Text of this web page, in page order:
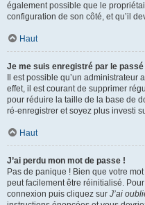
également possible que le
configuration de son côté, et qu’il
Haut
Je me suis enregistré par le
Il est possible qu’un
effet, il est courant de supprimer
pour réduire la taille de la base de
ré-enregistrer et soyez plus investi
Haut
J’ai perdu mon mot de passe !
Pas de panique ! Bien que votre
peut facilement être réinitialisé.
connexion puis cliquez sur J’ai